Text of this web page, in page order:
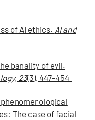
of AI ethics. AI and
banality of evil.
23(3), 447–454.
phenomenological
The case of facial